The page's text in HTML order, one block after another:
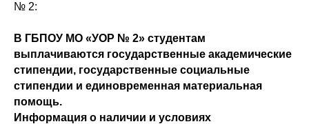
№ 2:
В ГБПОУ МО «УОР № 2» студентам
выплачиваются государственные академические
стипендии, государственные социальные
стипендии и единовременная материальная
помощь.
Информация о наличии и условиях